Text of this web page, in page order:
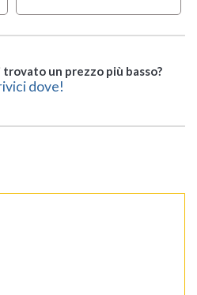
trovato un prezzo più basso?
dove!